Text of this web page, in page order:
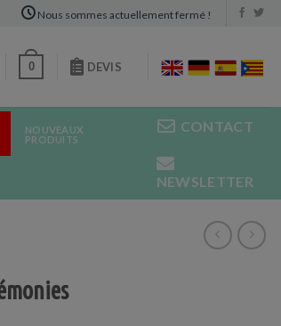
Nous sommes actuellement fermé !
0 DEVIS
NOUVEAUX
PRODUITS
CONTACT
NEWSLETTER